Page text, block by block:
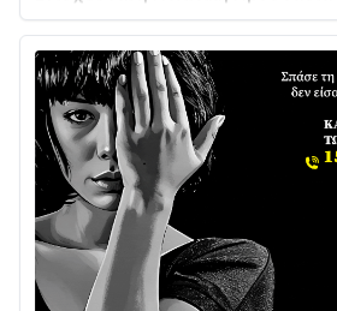
Διαβάστε την «Ναυπακτία» που
31/07 • 08:16
Δωρίδα για Όλους: «Καμία
στην ΕΥΔΑΠ»
28/07 • 21:46
Διαβάστε την «Ναυπακτία» που
24/07 • 11:31
ΕΚΤΑΚΤΟ – ΝΑΥΠΑΚΤΙΑ: